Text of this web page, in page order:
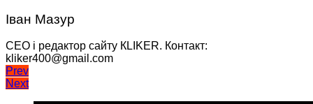
Іван Мазур
CEO і редактор сайту КLIKER. Контакт:
kliker400@gmail.com
Навігація
записів
Prev
Next